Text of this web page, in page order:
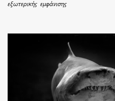
εξωτερικής εμφάνισης